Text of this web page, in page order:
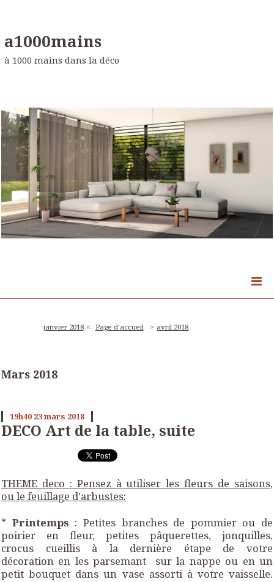
a1000mains
à 1000 mains dans la déco
janvier 2018 Page d'accueil avril 2018
Mars 2018
19h40 23mars 2018
DECO Art de la table, suite
THEME deco : Pensez à utiliser les fleurs de saisons,
ou le feuillage d'arbustes:
* Printemps : Petites branches de pommier ou de
poirier en fleur, petites pâquerettes, jonquilles,
crocus cueillis à la dernière étape de votre
décoration en les parsemant sur la nappe ou en un
petit bouquet dans un vase assorti à votre vaisselle.